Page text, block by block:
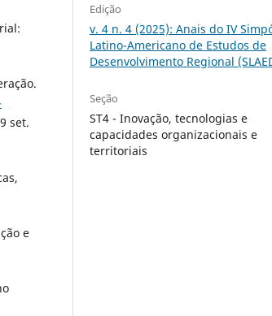
set.
e
Edição
v. 4 n. 4 (2025): Anais do IV
Latino-Americano de Estudos de
Desenvolvimento Regional
Seção
ST4 - Inovação, tecnologias e
capacidades organizacionais e
territoriais